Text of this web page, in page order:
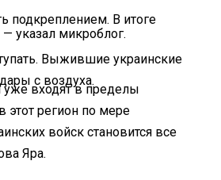
подкреплением. В итоге
указал микроблог.
Выжившие украинские
с воздуха.
уже входят в пределы
этот регион по мере
войск становится все
Яра.